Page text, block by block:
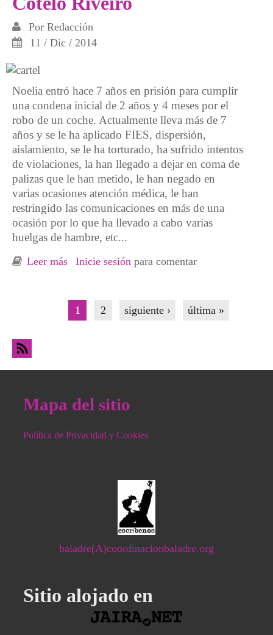
Por Redacción
11 / Dic / 2014
Noelia entró hace 7 años en prisión para cumplir
una condena inicial de 2 años y 4 meses por el
robo de un coche. Actualmente lleva más de 7
años y se le ha aplicado FIES, dispersión,
aislamiento, se le ha torturado, ha sufrido intentos
de violaciones, la han llegado a dejar en coma de
palizas que le han metido, le han negado en
varias ocasiones atención médica, le han
restringido las comunicaciones en más de una
ocasión por lo que ha llevado a cabo varias
huelgas de hambre, etc...
Leer más sobre Solidaridad con Noelia Cotelo Riveiro
Inicie sesión para comentar
Páginas1 2 siguiente › última »
Mapa del sitio
Política de Privacidad y Cookies
baladre(A)coordinacionbaladre.org
Sitio alojado en